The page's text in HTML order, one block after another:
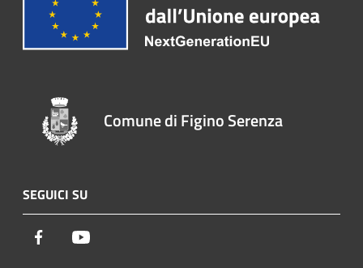
Comune di Figino Serenza
SEGUICI SU
Facebook